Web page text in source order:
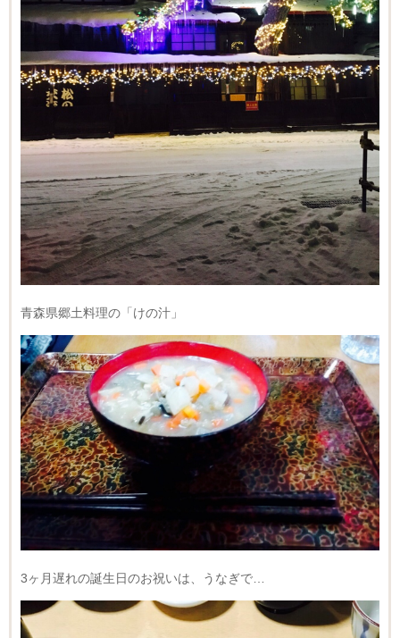
青森県郷土料理の「けの汁」
3ヶ月遅れの誕生日のお祝いは、うなぎで…